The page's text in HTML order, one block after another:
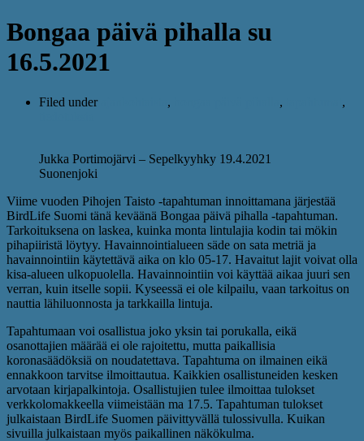
Bongaa päivä pihalla su
16.5.2021
Filed under , ,
,
Jukka Portimojärvi – Sepelkyyhky 19.4.2021
Suonenjoki
Viime vuoden Pihojen Taisto -tapahtuman innoittamana järjestää
BirdLife Suomi tänä keväänä Bongaa päivä pihalla -tapahtuman.
Tarkoituksena on laskea, kuinka monta lintulajia kodin tai mökin
pihapiiristä löytyy. Havainnointialueen säde on sata metriä ja
havainnointiin käytettävä aika on klo 05-17. Havaitut lajit voivat olla
kisa-alueen ulkopuolella. Havainnointiin voi käyttää aikaa juuri sen
verran, kuin itselle sopii. Kyseessä ei ole kilpailu, vaan tarkoitus on
nauttia lähiluonnosta ja tarkkailla lintuja.
Tapahtumaan voi osallistua joko yksin tai porukalla, eikä
osanottajien määrää ei ole rajoitettu, mutta paikallisia
koronasäädöksiä on noudatettava. Tapahtuma on ilmainen eikä
ennakkoon tarvitse ilmoittautua. Kaikkien osallistuneiden kesken
arvotaan kirjapalkintoja. Osallistujien tulee ilmoittaa tulokset
verkkolomakkeella viimeistään ma 17.5. Tapahtuman tulokset
julkaistaan BirdLife Suomen päivittyvällä tulossivulla. Kuikan
sivuilla julkaistaan myös paikallinen näkökulma.